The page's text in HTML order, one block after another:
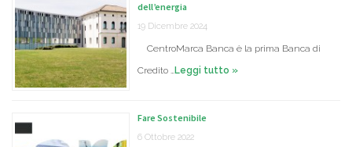
dell’energia
19 Dicembre 2024
CentroMarca Banca è la prima Banca di
Credito …Leggi tutto »
Fare Sostenibile
6 Ottobre 2022